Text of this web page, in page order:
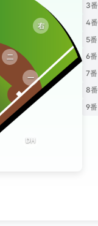
一
二
右
DH
3番
4番
5番
6番
7番
8番
9番